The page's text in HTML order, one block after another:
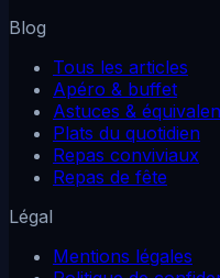
Blog
Tous les articles
Apéro & buffet
Astuces &
Plats du quotidien
Repas conviviaux
Repas de fête
Légal
Mentions légales